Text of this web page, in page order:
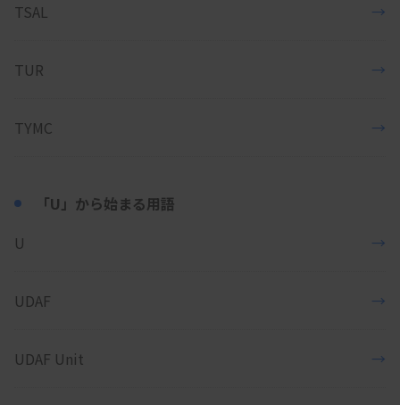
TSAL →
TUR →
TYMC →
「U」から始まる用語
U
→
UDAF →
UDAF Unit →